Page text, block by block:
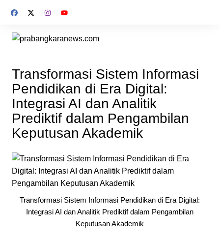
Transformasi Sistem Informasi
Pendidikan di Era Digital:
Integrasi AI dan Analitik
Prediktif dalam Pengambilan
Keputusan Akademik
Transformasi Sistem Informasi Pendidikan di Era Digital:
Integrasi AI dan Analitik Prediktif dalam Pengambilan
Keputusan Akademik